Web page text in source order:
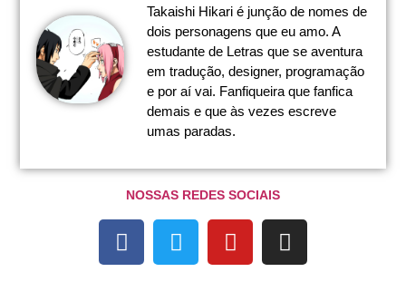
Takaishi Hikari é junção de nomes de
dois personagens que eu amo. A
estudante de Letras que se aventura
em tradução, designer, programação
e por aí vai. Fanfiqueira que fanfica
demais e que às vezes escreve
umas paradas.
NOSSAS REDES SOCIAIS